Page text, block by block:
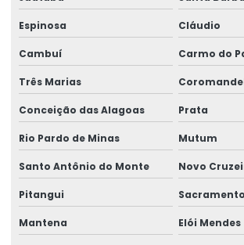
Rótulo Térmico Para Embalagens
Rótulo Termo Sensível
Rótulo Termo Transferência Para Impressão
Rótulos Adesivos
Rótulos Adesivos Com Cola Removível
Espinosa Cláudio
Cambuí Carmo do
Três Marias
Conceição das Alagoas Prata
Rio Pardo de Minas Mutum
Santo Antônio do Monte Novo
Pitangui Sacramento
Mantena Elói Mendes